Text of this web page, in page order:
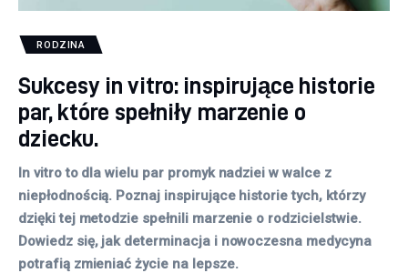
RODZINA
Sukcesy in vitro: inspirujące historie
par, które spełniły marzenie o
dziecku.
In vitro to dla wielu par promyk nadziei w walce z
niepłodnością. Poznaj inspirujące historie tych, którzy
dzięki tej metodzie spełnili marzenie o rodzicielstwie.
Dowiedz się, jak determinacja i nowoczesna medycyna
potrafią zmieniać życie na lepsze.